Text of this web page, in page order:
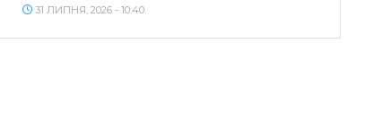
31 ЛИПНЯ, 2026 - 10:40